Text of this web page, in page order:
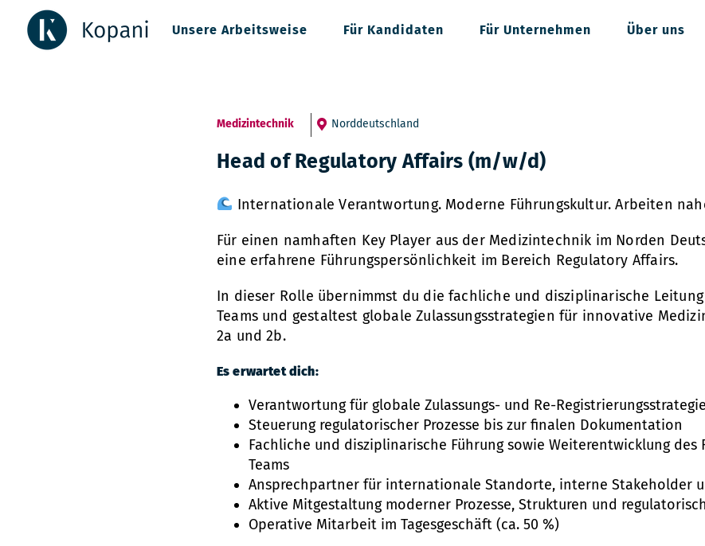
Inhalt
springen
Unsere Arbeitsweise Für Kandidaten Für Unternehmen Über uns
Medizintechnik Norddeutschland
Head of Regulatory Affairs (m/w/d)
Internationale Verantwortung. Moderne Führungskultur. Arbeiten
Für einen namhaften Key Player aus der Medizintechnik im Norden
eine erfahrene Führungspersönlichkeit im Bereich Regulatory Affairs.
In dieser Rolle übernimmst du die fachliche und disziplinarische
Teams und gestaltest globale Zulassungsstrategien für innovative
2a und 2b.
Es erwartet dich:
Verantwortung für globale Zulassungs- und Re-
Steuerung regulatorischer Prozesse bis zur finalen Dokumentation
Fachliche und disziplinarische Führung sowie Weiterentwicklung des
Teams
Ansprechpartner für internationale Standorte, interne Stakeholder
Aktive Mitgestaltung moderner Prozesse, Strukturen und
Operative Mitarbeit im Tagesgeschäft (ca. 50 %)